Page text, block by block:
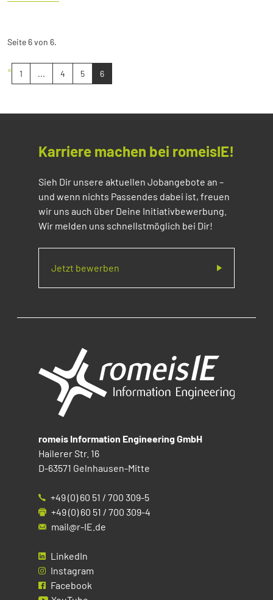
Seite 6 von 6.
« 1 ... 4 5 6
Karriere machen bei romeisIE!
Sieh Dir unsere aktuellen Jobangebote an –
und wenn nichts Passendes dabei ist, freuen
wir uns auch über Deine Initiativbewerbung.
Wir melden uns schnellstmöglich bei Dir!
Jetzt bewerben
romeis Information Engineering GmbH
Hailerer Str. 16
D-63571 Gelnhausen-Mitte
+49 (0) 60 51 / 700 309-5
+49 (0) 60 51 / 700 309-4
mail@r-IE.de
LinkedIn
Instagram
Facebook